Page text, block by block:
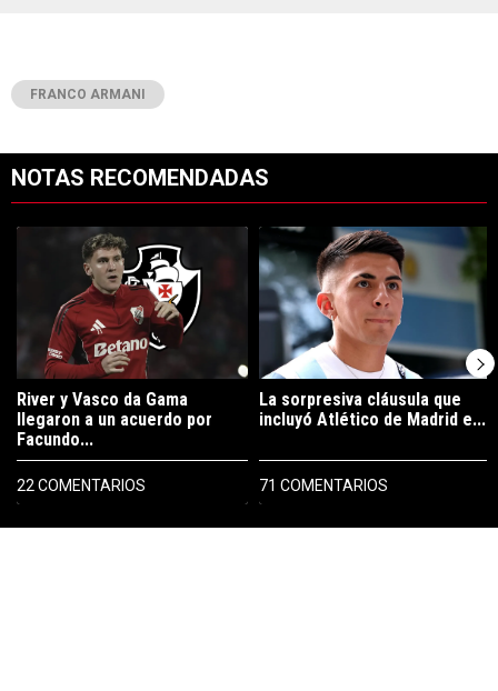
FRANCO ARMANI
NOTAS RECOMENDADAS
PUBLICIDAD
Un artículo de tendencia con el título "River y Vasco da Gama
River y Vasco da Gama
llegaron a un acuerdo por
Facundo...
22 COMENTARIOS
Un artículo de tendencia con el
La sorpresiva cláusula que
incluyó Atlético de Madrid e...
71 COMENTARIOS